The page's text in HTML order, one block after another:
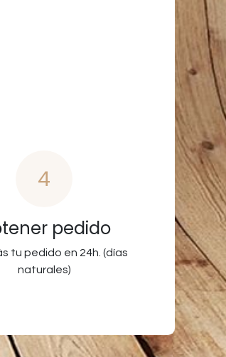
4
pedido
tu pedido en 24h. (días
naturales)